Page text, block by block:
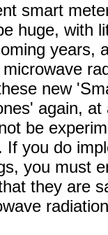
smart
huge, with
years,
new
again,
be
If you do
you must
they are